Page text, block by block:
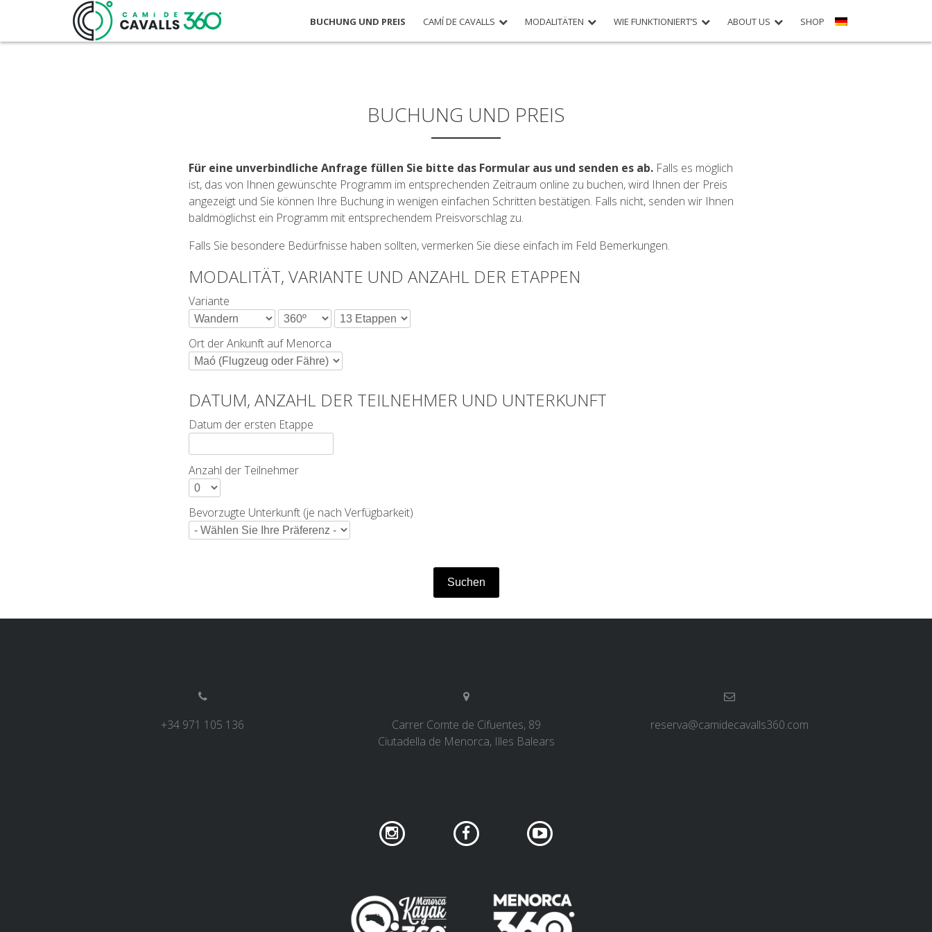
BUCHUNG UND PREIS CAMÍ DE CAVALLS MODALITÄTEN WIE FUNKTIONIERT’S ABOUT US SHOP
BUCHUNG UND PREIS
Für eine unverbindliche Anfrage füllen Sie bitte das Formular aus und senden es ab. Falls es möglich
ist, das von Ihnen gewünschte Programm im entsprechenden Zeitraum online zu buchen, wird Ihnen der Preis
angezeigt und Sie können Ihre Buchung in wenigen einfachen Schritten bestätigen. Falls nicht, senden wir Ihnen
baldmöglichst ein Programm mit entsprechendem Preisvorschlag zu.
Falls Sie besondere Bedürfnisse haben sollten, vermerken Sie diese einfach im Feld Bemerkungen.
MODALITÄT, VARIANTE UND ANZAHL DER ETAPPEN
Variante
Ort der Ankunft auf Menorca
DATUM, ANZAHL DER TEILNEHMER UND UNTERKUNFT
Datum der ersten Etappe
Anzahl der Teilnehmer
Bevorzugte Unterkunft (je nach Verfügbarkeit)
Suchen
+34 971 105 136
Carrer Comte de Cifuentes, 89
Ciutadella de Menorca, Illes Balears
reserva@camidecavalls360.com